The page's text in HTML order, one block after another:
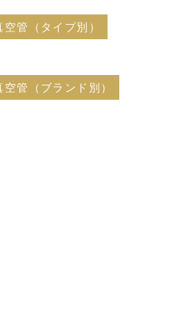
管（タイプ別）
管（ブランド別）